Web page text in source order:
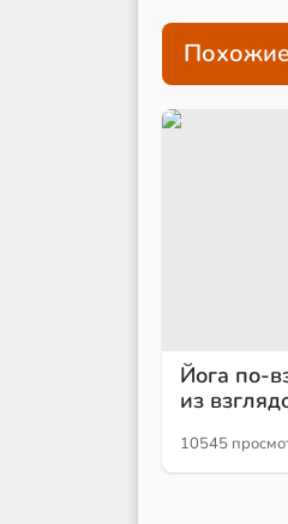
Йога по-
из
10545